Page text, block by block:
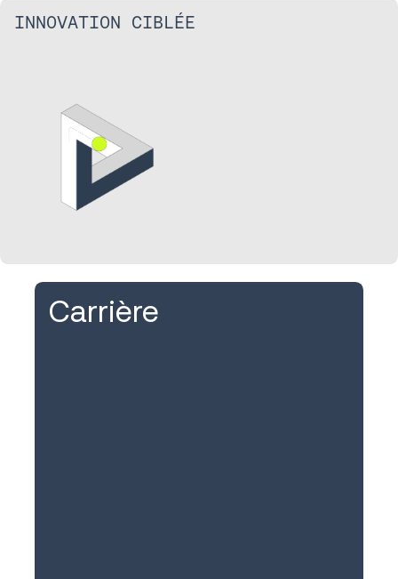
INNOVATION CIBLÉE
Carrière